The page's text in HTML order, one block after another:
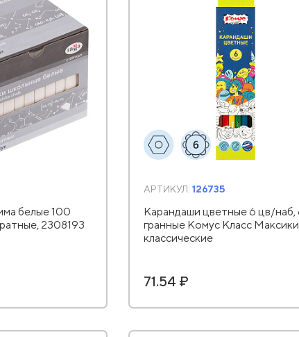
белые 100
2308193
АРТИКУЛ: 126735
Карандаши цветные 6 цв/наб,
гранные Комус Класс Максики
классические
71.54 ₽